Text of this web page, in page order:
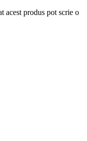
acest produs pot scrie o